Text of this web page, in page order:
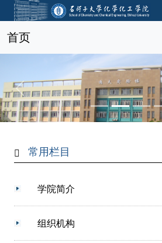
首页
常用栏目
学院简介
组织机构